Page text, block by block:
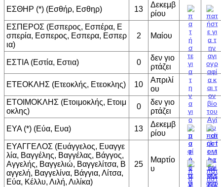
ΕΣΘΗΡ (*) (Εσθήρ, Εσθηρ) 13
Δεκεμβ
ρίου
ΕΣΠΕΡΟΣ (Εσπερος, Εσπέρα, Ε
σπερία, Εσπερος, Εσπερα, Εσπερ
ια)
2 Μαίου
ΕΣΤΙΑ (Εστία, Εστια) 0
δεν γιο
ρτάζει
ΕΤΕΟΚΛΗΣ (Ετεοκλής, Ετεοκλης) 10
Απριλί
ου
ΕΤΟΙΜΟΚΛΗΣ (Ετοιμοκλής, Ετοιμ
οκλης)
0
δεν γιο
ρτάζει
ΕΥΑ (*) (Εύα, Ευα) 13
Δεκεμβ
ρίου
ΕΥΑΓΓΕΛΟΣ (Ευάγγελος, Ευαγγε
λία, Βαγγέλης, Βαγγέλας, Βάγγος,
Αγγελής, Βαγγελιώ, Βαγγελίτσα, Β
αγγελή, Βαγγελίνα, Βάγγια, Λίτσα,
Εύα, Κέλλυ, Λιλή, Λιλίκα)
25
Μαρτίο
υ